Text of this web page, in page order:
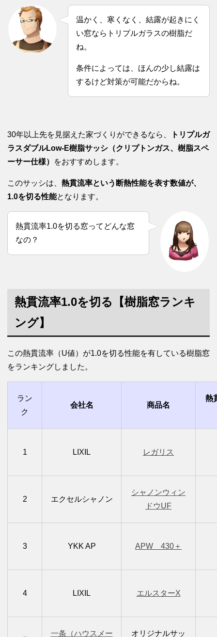
温かく、寒くなく、結露が起きにく
い窓ならトリプルガラスの樹脂だ
ね。
条件によっては、ほんの少し結露は
するけど対策が可能だからね。
30年以上先を見据えた家づくりができるなら、
トリプルガ
ラスダブルLow-E樹脂サッシ（クリプトンガス、樹脂スペ
ーサー仕様）
をおすすめします。
このサッシは、 熱貫流率という断熱性能を表す数値が、
1.0を切る性能となります。
熱貫流率1.0を切る窓ってどんな窓
なの？
熱貫流率1.0を切る【樹脂窓ランキ
ング】
この熱貫流率（U値）が1.0を切る性能を有している樹脂窓
をランキングしました。
ラン
ク
会社名 商品名
熱
1 LIXIL レガリス
2 エクセルシャノン
シャノンウィン
ドウUF
3 YKK AP APW 430＋
4 LIXIL エルスターX
一条（ハウスメー
オリジナルサッ